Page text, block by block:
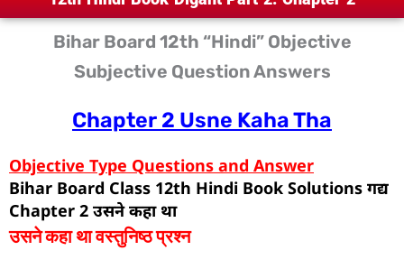
Bihar Board 12th “Hindi” Objective
Subjective Question Answers
Chapter 2 Usne Kaha Tha
Objective Type Questions and Answer
Bihar Board Class 12th Hindi Book Solutions गद्य
Chapter 2 उसने कहा था
उसने कहा था वस्तुनिष्ठ प्रश्न